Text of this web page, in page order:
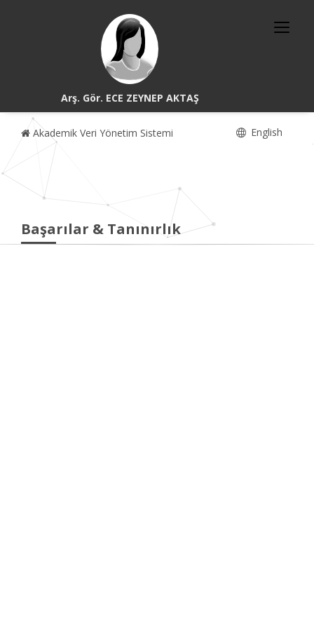
Arş. Gör. ECE ZEYNEP AKTAŞ
Akademik Veri Yönetim Sistemi English
Başarılar & Tanınırlık